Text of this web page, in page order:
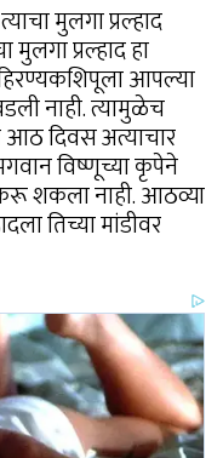
मुलगा प्रल्हाद
प्रल्हाद हा
आपल्या
नाही. त्यामुळेच
आठ दिवस अत्याचार
विष्णूच्या कृपेने
शकला नाही. आठव्या
तिच्या मांडीवर